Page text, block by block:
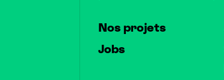
Nos projets
Jobs